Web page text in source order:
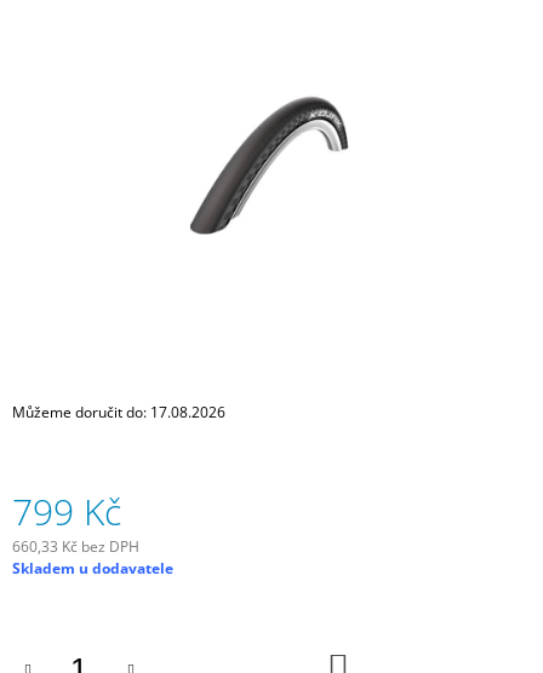
Můžeme doručit do: 17.08.2026
799 Kč
660,33 Kč bez DPH
Měrná
Skladem u dodavatele
99
Kč